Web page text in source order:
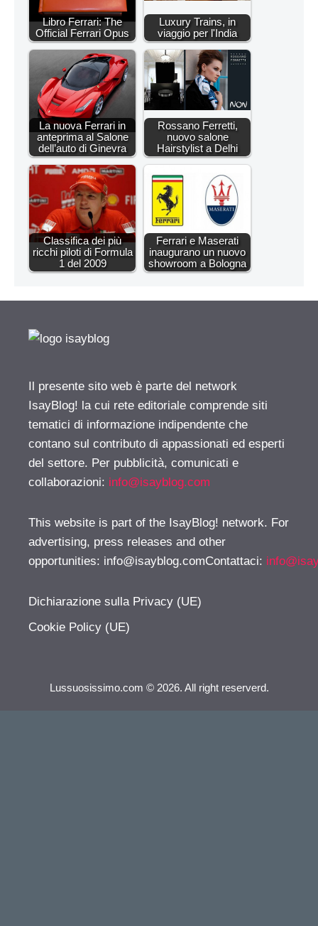
Libro Ferrari: The
Official Ferrari Opus
Luxury Trains, in
viaggio per l'India
La nuova Ferrari in
anteprima al Salone
dell’auto di Ginevra
Rossano Ferretti,
nuovo salone
Hairstylist a Delhi
Classifica dei più
ricchi piloti di Formula
1 del 2009
Ferrari e Maserati
inaugurano un nuovo
showroom a Bologna
Il presente sito web è parte del network
IsayBlog! la cui rete editoriale comprende siti
tematici di informazione indipendente che
contano sul contributo di appassionati ed esperti
del settore. Per pubblicità, comunicati e
collaborazioni: info@isayblog.com
This website is part of the IsayBlog! network. For
advertising, press releases and other
opportunities: info@isayblog.comContattaci:
Dichiarazione sulla Privacy (UE)
Cookie Policy (UE)
Lussuosissimo.com © 2026. All right reserverd.